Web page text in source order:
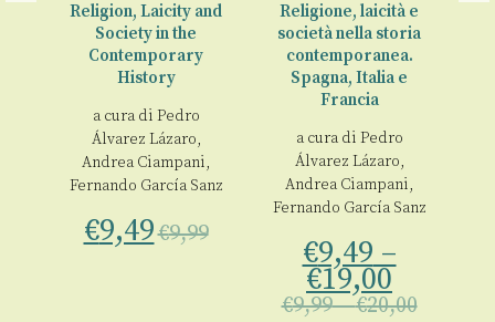
Religion, Laicity and
Society in the
Contemporary
History
a cura di Pedro
Álvarez Lázaro,
Andrea Ciampani,
Fernando García Sanz
€9,49€9,99
Religione, laicità e
società nella storia
contemporanea.
Spagna, Italia e
Francia
a cura di Pedro
Álvarez Lázaro,
Andrea Ciampani,
Fernando García Sanz
€9,49 –
€19,00
€9,99–€20,00